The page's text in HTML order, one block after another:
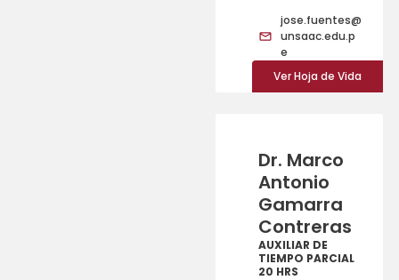
jose.fuentes@
unsaac.edu.p
e
Ver Hoja de Vida
Dr. Marco
Antonio
Gamarra
Contreras
AUXILIAR DE
TIEMPO PARCIAL
20 HRS